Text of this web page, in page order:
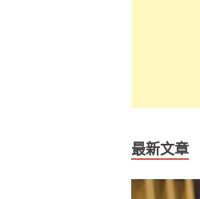
最新文章